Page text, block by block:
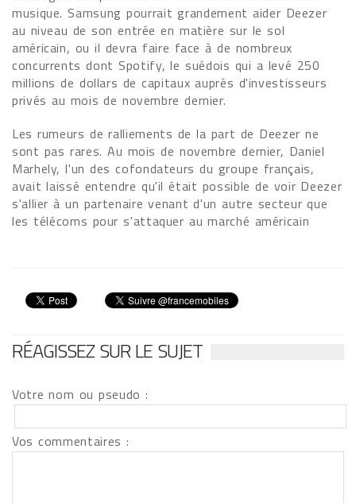
musique. Samsung pourrait grandement aider Deezer
au niveau de son entrée en matière sur le sol
américain, ou il devra faire face à de nombreux
concurrents dont Spotify, le suédois qui a levé 250
millions de dollars de capitaux auprès d'investisseurs
privés au mois de novembre dernier.
Les rumeurs de ralliements de la part de Deezer ne
sont pas rares. Au mois de novembre dernier, Daniel
Marhely, l'un des cofondateurs du groupe français,
avait laissé entendre qu'il était possible de voir Deezer
s'allier à un partenaire venant d'un autre secteur que
les télécoms pour s'attaquer au marché américain
RÉAGISSEZ SUR LE SUJET
Votre nom ou pseudo :
Vos commentaires :